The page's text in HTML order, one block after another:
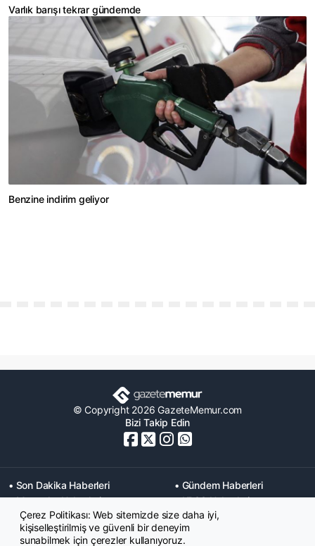
Varlık barışı tekrar gündemde
Benzine indirim geliyor
© Copyright 2026 GazeteMemur.com
Bizi Takip Edin
• Son Dakika Haberleri
• Gündem Haberleri
• Memurlar Haberleri
• KPSS Haberleri
• Ekonomi Haberleri
• Eğitim Haberleri
• Yaşam Haberleri
• Maaş Verileri Haberleri
Çerez Politikası: Web sitemizde size daha iyi,
kişiselleştirilmiş ve güvenli bir deneyim
sunabilmek için çerezler kullanıyoruz.